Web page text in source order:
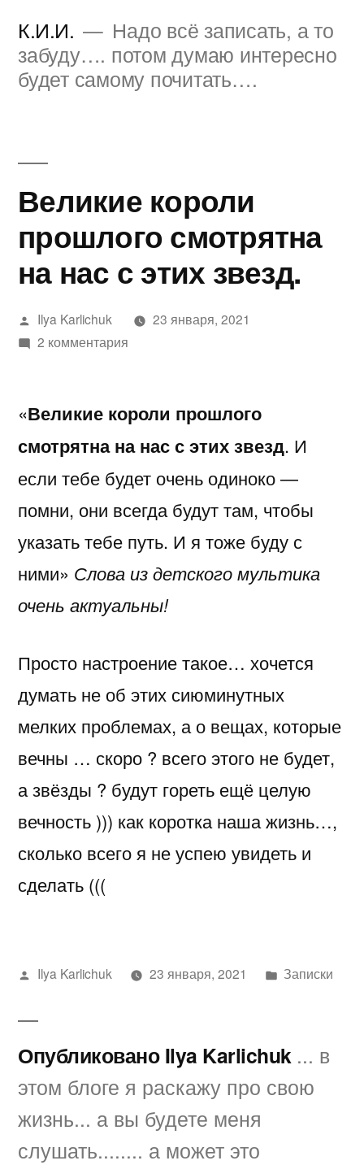
содержимому
К.И.И.
Надо всё записать, а то
забуду…. потом думаю интересно
будет самому почитать….
Великие короли
прошлого смотрятна
на нас с этих звезд.
Написано
автором
Ilya Karlichuk
23 января, 2021
2 комментарияк
короли
смотрятна
на
с
этих
звезд.
«Великие короли прошлого
смотрятна на нассэтихзвезд. И
если тебе будет очень одиноко —
помни, они всегда будут там, чтобы
указать тебе путь. И я тоже буду с
ними» Слова из детского мультика
очень актуальны!
Просто настроение такое… хочется
думать не об этих сиюминутных
мелких проблемах, а о вещах, которые
вечны … скоро ? всего этого не будет,
а звёзды ? будут гореть ещё целую
вечность ))) как коротка наша жизнь…,
сколько всего я не успею увидеть и
сделать (((
Написано
Ilya Karlichuk 23 января, 2021
Написано
Записки
Опубликовано Ilya Karlichuk ... в
этом блоге я раскажу про свою
жизнь... а вы будете меня
слушать........ а может это